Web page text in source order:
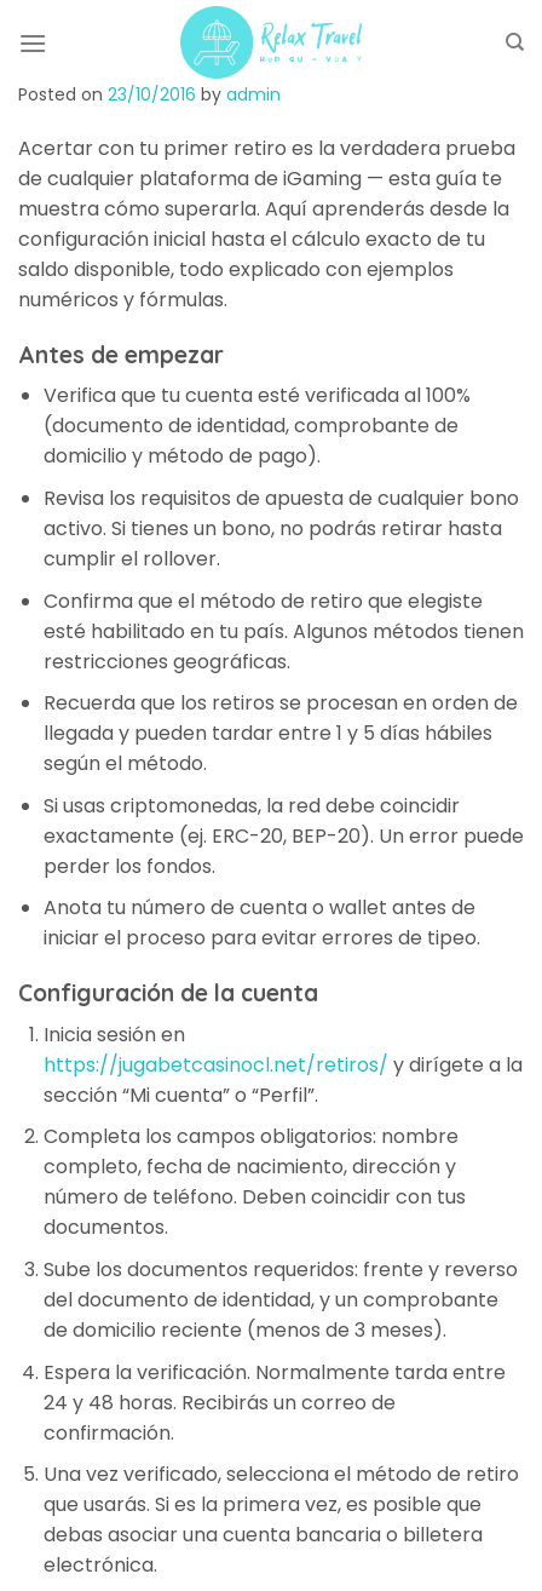
Posted on 23/10/2016 by admin
Acertar con tu primer retiro es la verdadera prueba
de cualquier plataforma de iGaming — esta guía te
muestra cómo superarla. Aquí aprenderás desde la
configuración inicial hasta el cálculo exacto de tu
saldo disponible, todo explicado con ejemplos
numéricos y fórmulas.
Antes de empezar
Verifica que tu cuenta esté verificada al 100%
(documento de identidad, comprobante de
domicilio y método de pago).
Revisa los requisitos de apuesta de cualquier bono
activo. Si tienes un bono, no podrás retirar hasta
cumplir el rollover.
Confirma que el método de retiro que elegiste
esté habilitado en tu país. Algunos métodos tienen
restricciones geográficas.
Recuerda que los retiros se procesan en orden de
llegada y pueden tardar entre 1 y 5 días hábiles
según el método.
Si usas criptomonedas, la red debe coincidir
exactamente (ej. ERC-20, BEP-20). Un error puede
perder los fondos.
Anota tu número de cuenta o wallet antes de
iniciar el proceso para evitar errores de tipeo.
Configuración de la cuenta
Inicia sesión en
https://jugabetcasinocl.net/retiros/ y dirígete a la
sección “Mi cuenta” o “Perfil”.
Completa los campos obligatorios: nombre
completo, fecha de nacimiento, dirección y
número de teléfono. Deben coincidir con tus
documentos.
Sube los documentos requeridos: frente y reverso
del documento de identidad, y un comprobante
de domicilio reciente (menos de 3 meses).
Espera la verificación. Normalmente tarda entre
24 y 48 horas. Recibirás un correo de
confirmación.
Una vez verificado, selecciona el método de retiro
que usarás. Si es la primera vez, es posible que
debas asociar una cuenta bancaria o billetera
electrónica.